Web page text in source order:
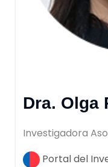
Dra. Olga
Investigadora
Portal del